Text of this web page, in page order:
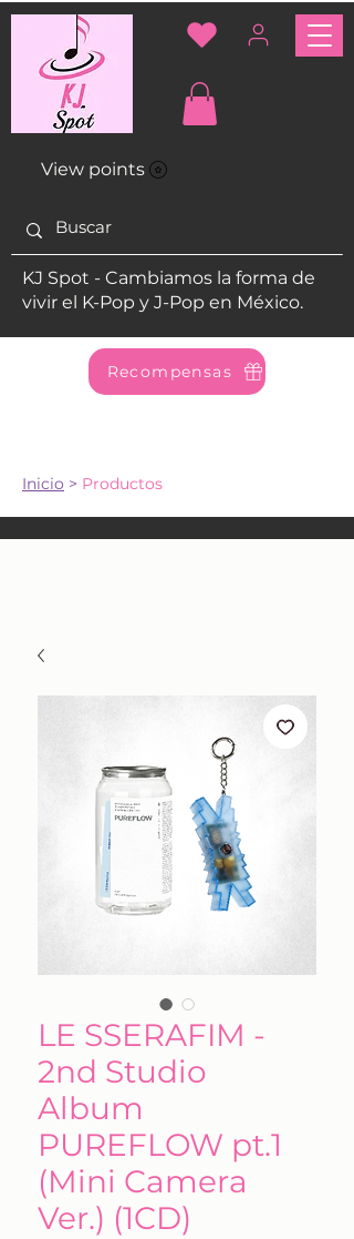
View points
KJ Spot - Cambiamos la forma de
vivir el K-Pop y J-Pop en México.
Recompensas
Inicio > Productos
LE SSERAFIM -
2nd Studio
Album
PUREFLOW pt.1
(Mini Camera
Ver.) (1CD)